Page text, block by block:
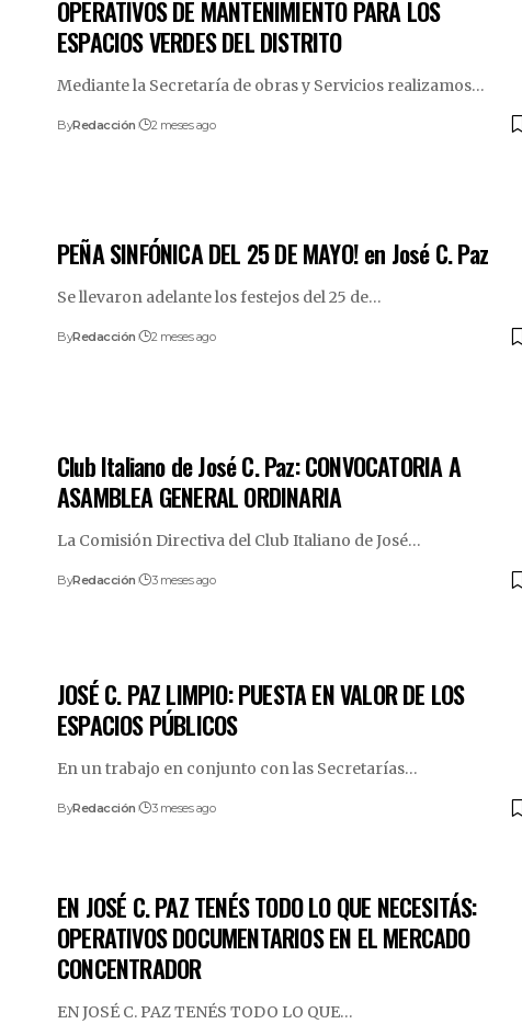
OPERATIVOS DE MANTENIMIENTO PARA LOS
ESPACIOS VERDES DEL DISTRITO
Mediante la Secretaría de obras y Servicios realizamos…
ByRedacción 2 meses ago
PEÑA SINFÓNICA DEL 25 DE MAYO! en José C. Paz
Se llevaron adelante los festejos del 25 de…
ByRedacción 2 meses ago
Club Italiano de José C. Paz: CONVOCATORIA A
ASAMBLEA GENERAL ORDINARIA
La Comisión Directiva del Club Italiano de José…
ByRedacción 3 meses ago
JOSÉ C. PAZ LIMPIO: PUESTA EN VALOR DE LOS
ESPACIOS PÚBLICOS
En un trabajo en conjunto con las Secretarías…
ByRedacción 3 meses ago
EN JOSÉ C. PAZ TENÉS TODO LO QUE NECESITÁS:
OPERATIVOS DOCUMENTARIOS EN EL MERCADO
CONCENTRADOR
EN JOSÉ C. PAZ TENÉS TODO LO QUE…